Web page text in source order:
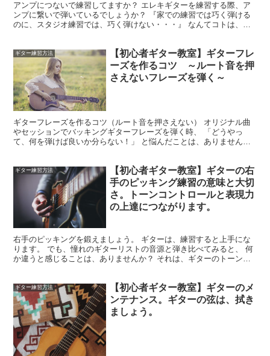
アンプにつないで練習してますか？ エレキギターを練習する際、ア
ンプに繋いで弾いているでしょうか？ 『家での練習では巧く弾ける
のに、スタジオ練習では、巧く弾けない・・・』 なんてコトは、無
ギター練習方法
【初心者ギター教室】ギターフレ
ーズを作るコツ ～ルート音を押
さえないフレーズを弾く～
ギターフレーズを作るコツ（ルート音を押さえない） オリジナル曲
やセッションでバッキングギターフレーズを弾く時、 「どうやっ
て、何を弾けば良いか分らない！」 と悩んだことは、ありません
ギター練習方法
【初心者ギター教室】ギターの右
手のピッキング練習の意味と大切
さ。トーンコントロールと表現力
の上達につながります。
右手のピッキングを鍛えましょう。 ギターは、練習すると上手にな
ります。 でも、憧れのギターリストの音源と弾き比べてみると、 何
か違うと感じることは、ありませんか？ それは、ギターのトーンの
ギター練習方法
【初心者ギター教室】ギターのメ
ンテナンス。ギターの弦は、拭き
ましょう。